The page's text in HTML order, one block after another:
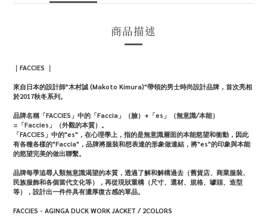
商品描述
｜FACCIES ｜
來自日本的設計師"木村誠 (Makoto Kimura)"帶領的男士時尚設計品牌，首次亮相
於2017秋冬系列。
品牌名稱「FACCIES」中的「Faccia」（臉）+「es」（無意識/本能）
=「Faccies」（外觀的本質）。
「FACCIES」中的"es"，在心理學上，指的是無意識層面的本能慾望和衝動，因此
有各種各樣的"Faccia"，品牌將服裝和想表達的形象做連結，將"es"的印象與本能
的慾望完美的做出聯繫。
品牌每季追尋人類無意識渴望的本質，透過了解和解構過去（舊貨店、商業服裝、
民族服飾和各個當代文化等），再從現狀重構（尺寸、選材、規格、噱頭、造型
等），設計出一件件具有濃厚復古感的單品。
FACCIES - AGINGA DUCK WORK JACKET / 2COLORS